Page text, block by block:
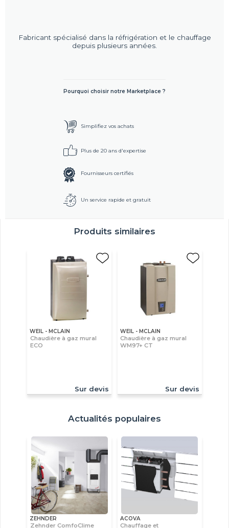
Fabricant spécialisé dans la réfrigération et le chauffage
depuis plusieurs années.
Pourquoi choisir notre Marketplace ?
Simplifiez vos achats
Plus de 20 ans d'expertise
Fournisseurs certifiés
Un service rapide et gratuit
Produits similaires
WEIL - MCLAIN
Chaudière à gaz mural
ECO
Sur devis
WEIL - MCLAIN
Chaudière à gaz mural
WM97+ CT
Sur devis
Actualités populaires
ZEHNDER
Zehnder ComfoClime
ACOVA
Chauffage et